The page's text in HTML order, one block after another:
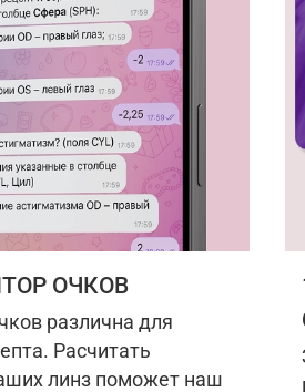
ОЧКОВ
различна для
Расчитать
линз поможет наш